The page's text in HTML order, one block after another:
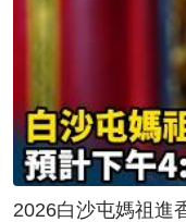
2026白沙屯媽祖進香｜白